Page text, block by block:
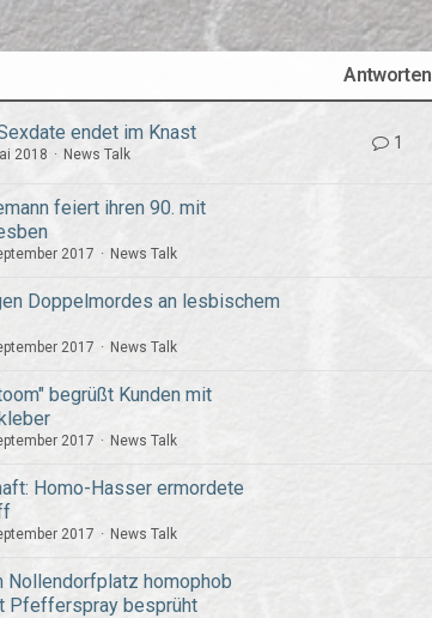
Antworten
endet im Knast
2018 News Talk
1
feiert ihren 90. mit
2017 News Talk
Doppelmordes an lesbischem
2017 News Talk
begrüßt Kunden mit
2017 News Talk
Homo-Hasser ermordete
2017 News Talk
Nollendorfplatz homophob
Pfefferspray besprüht